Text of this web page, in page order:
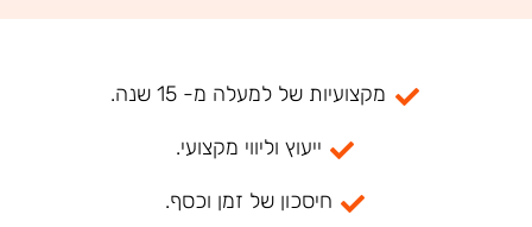
מקצועיות של למעלה מ- 15 שנה.
ייעוץ וליווי מקצועי.
חיסכון של זמן וכסף.